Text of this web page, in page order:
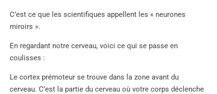
C’est ce que les scientifiques appellent les « neurones
miroirs ».
En regardant notre cerveau, voici ce qui se passe en
coulisses :
Le cortex prémoteur se trouve dans la zone avant du
cerveau. C’est la partie du cerveau où votre corps déclenche